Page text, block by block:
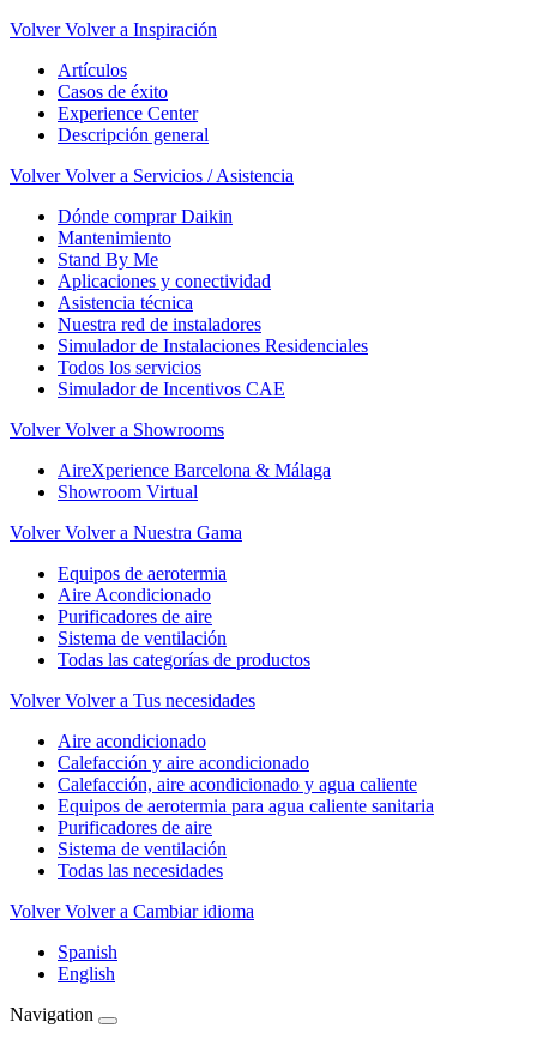
Volver Volver a Inspiración
Artículos
Casos de éxito
Experience Center
Descripción general
Volver Volver a Servicios / Asistencia
Dónde comprar Daikin
Mantenimiento
Stand By Me
Aplicaciones y conectividad
Asistencia técnica
Nuestra red de instaladores
Simulador de Instalaciones Residenciales
Todos los servicios
Simulador de Incentivos CAE
Volver Volver a Showrooms
AireXperience Barcelona & Málaga
Showroom Virtual
Volver Volver a Nuestra Gama
Equipos de aerotermia
Aire Acondicionado
Purificadores de aire
Sistema de ventilación
Todas las categorías de productos
Volver Volver a Tus necesidades
Aire acondicionado
Calefacción y aire acondicionado
Calefacción, aire acondicionado y agua caliente
Equipos de aerotermia para agua caliente sanitaria
Purificadores de aire
Sistema de ventilación
Todas las necesidades
Volver Volver a Cambiar idioma
Spanish
English
Navigation